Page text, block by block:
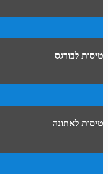
טיסות לבורגס
טיסות לאתונה